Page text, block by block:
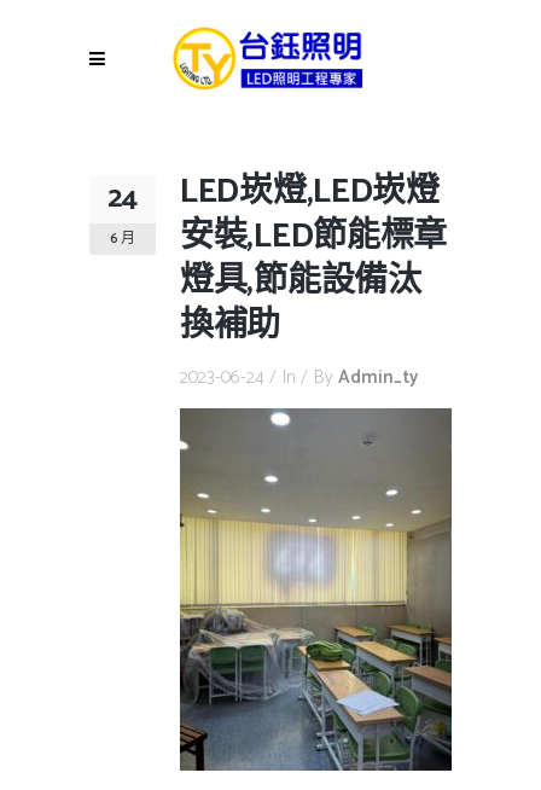
24
6 月
LED崁燈,LED崁燈
安裝,LED節能標章
燈具,節能設備汰
換補助
2023-06-24 In By Admin_ty